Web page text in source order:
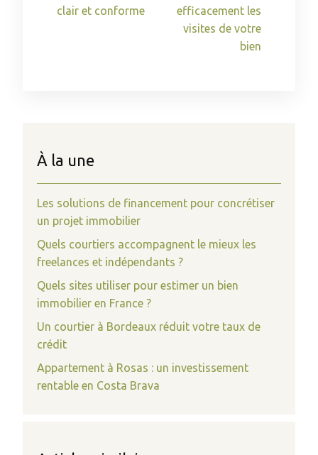
clair et conforme
efficacement les
visites de votre
bien
À la une
Les solutions de financement pour concrétiser
un projet immobilier
Quels courtiers accompagnent le mieux les
freelances et indépendants ?
Quels sites utiliser pour estimer un bien
immobilier en France ?
Un courtier à Bordeaux réduit votre taux de
crédit
Appartement à Rosas : un investissement
rentable en Costa Brava